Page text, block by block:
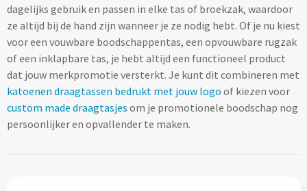
Boodschappenmandjes bedrukken
Reistassen & Trolleys
Reistassen bedrukken
Duffeltassen bedrukken
Custom made (reis)toilettasjes & heuptasjes
Handdoeken & Strandlakens
Handdoeken & Strandlakens
Kerst
Kerst geschenken
Adventskalenders
Makelaardij
Lifestyle
Natuurliefhebbers
Onderwijs
Mepal
Ocean Bottle
Stanley
Glas
Hennep
Jute
Keramiek
dagelijks gebruik en passen in elke tas of broekzak, waardoor
ze altijd bij de hand zijn wanneer je ze nodig hebt. Of je nu kiest
voor een vouwbare boodschappentas, een opvouwbare rugzak
of een inklapbare tas, je hebt altijd een functioneel product
dat jouw merkpromotie versterkt. Je kunt dit combineren met
katoenen draagtassen bedrukt met jouw logo of kiezen voor
custom made draagtasjes om je promotionele boodschap nog
persoonlijker en opvallender te maken.